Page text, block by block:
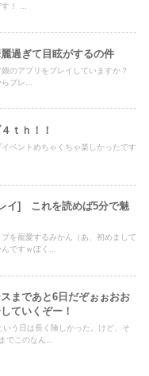
！ ...
過ぎて目眩がするの件
のアプリをプレイしていますか？
プレ...
ｔｈ！！
ベントめちゃくちゃ楽しかったです
イ] これを読めば5分で魅
を寵愛するみかん（あ、初めまして
ですｗぼく...
まであと6日だぞぉぉおお
ていくぞー！
う日は長く険しかった。けど、そ
でこのなん...